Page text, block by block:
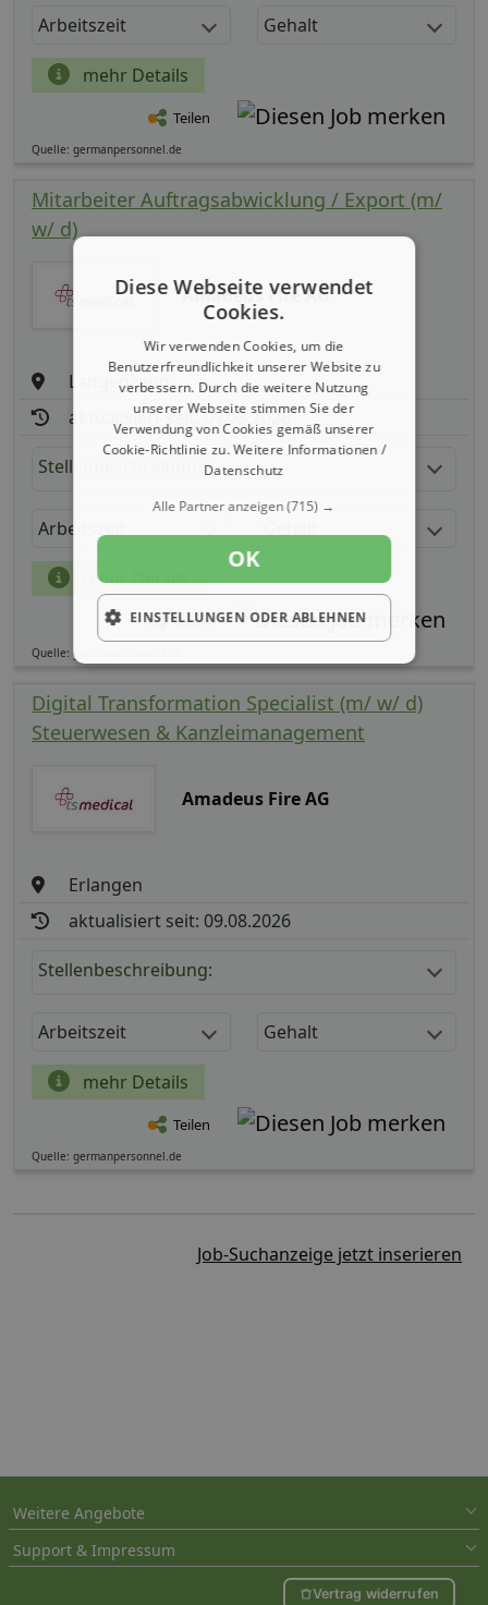
Arbeitszeit Gehalt
mehr Details
Teilen
Quelle: germanpersonnel.de
Mitarbeiter Auftragsabwicklung / Export (m/
w/ d)
Amadeus Fire AG
Langenzenn
aktualisiert seit: 09.08.2026
Stellenbeschreibung:
Arbeitszeit
mehr Details
Teilen
Quelle: germanpersonnel.de
Digital Transformation Specialist (m/ w/ d)
Steuerwesen & Kanzleimanagement
Amadeus Fire AG
Erlangen
aktualisiert seit: 09.08.2026
Stellenbeschreibung:
Arbeitszeit Gehalt
mehr Details
Teilen
Quelle: germanpersonnel.de
Job-Suchanzeige jetzt inserieren
Weitere Angebote
Support & Impressum
Vertrag widerrufen
Diese Webseite verwendet
Cookies.
Wir verwenden Cookies, um die
Benutzerfreundlichkeit unserer Website zu
verbessern. Durch die weitere Nutzung
unserer Webseite stimmen Sie der
Verwendung von Cookies gemäß unserer
Cookie-Richtlinie zu.Weitere Informationen /
Datenschutz
Alle Partner anzeigen(715) →
OK
EINSTELLUNGEN ODER ABLEHNEN